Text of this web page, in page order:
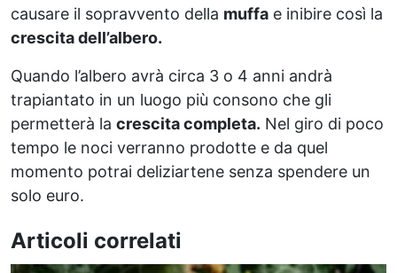
causare il sopravvento della muffa e inibire così la
crescita dell’albero.
Quando l’albero avrà circa 3 o 4 anni andrà
trapiantato in un luogo più consono che gli
permetterà la crescita completa. Nel giro di poco
tempo le noci verranno prodotte e da quel
momento potrai deliziartene senza spendere un
solo euro.
Articoli correlati